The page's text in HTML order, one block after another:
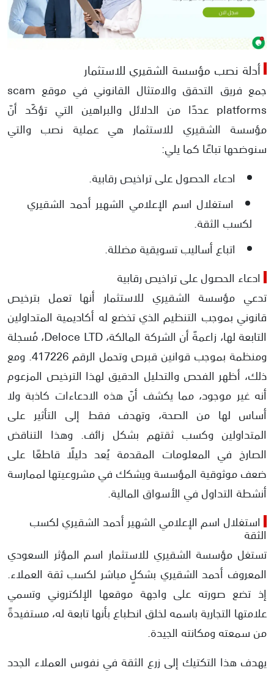
أدلة نصب مؤسسة الشقيري للاستثمار
جمع فريق التحقق والامتثال القانوني في موقع scam
platforms عددًا من الدلائل والبراهين التي تؤكّد أنّ
مؤسسة الشقيري للاستثمار هي عملية نصب والتي
سنوضحها تباعًا كما يلي:
ادعاء الحصول على تراخيص رقابية.
استغلال اسم الإعلامي الشهير أحمد الشقيري
لكسب الثقة.
اتباع أساليب تسويقية مضللة.
ادعاء الحصول على تراخيص رقابية
تدعي مؤسسة الشقيري للاستثمار أنها تعمل بترخيص
قانوني بموجب التنظيم الذي تخضع له أكاديمية المتداولين
التابعة لها، زاعمةً أن الشركة المالكة، Deloce LTD، مُسجلة
ومنظمة بموجب قوانين قبرص وتحمل الرقم 417226. ومع
ذلك، أظهر الفحص والتحليل الدقيق لهذا الترخيص المزعوم
أنه غير موجود، مما يكشف أنّ هذه الادعاءات كاذبة ولا
أساس لها من الصحة، وتهدف فقط إلى التأثير على
المتداولين وكسب ثقتهم بشكل زائف. وهذا التناقض
الصارخ في المعلومات المقدمة يُعد دليلًا قاطعًا على
ضعف موثوقية المؤسسة ويشكك في مشروعيتها لممارسة
أنشطة التداول في الأسواق المالية.
استغلال اسم الإعلامي الشهير أحمد الشقيري لكسب
الثقة
تستغل مؤسسة الشقيري للاستثمار اسم المؤثر السعودي
المعروف أحمد الشقيري بشكلٍ مباشر لكسب ثقة العملاء.
إذ تضع صورته على واجهة موقعها الإلكتروني وتسمي
علامتها التجارية باسمه لخلق انطباع بأنها تابعة له، مستفيدةً
من سمعته ومكانته الجيدة.
يهدف هذا التكتيك إلى زرع الثقة في نفوس العملاء الجدد